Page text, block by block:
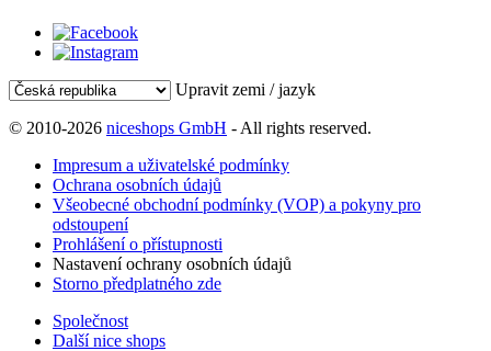
Upravit zemi / jazyk
© 2010-2026 niceshops GmbH - All rights reserved.
Impresum a uživatelské podmínky
Ochrana osobních údajů
Všeobecné obchodní podmínky (VOP) a pokyny pro
odstoupení
Prohlášení o přístupnosti
Nastavení ochrany osobních údajů
Storno předplatného zde
Společnost
Další nice shops